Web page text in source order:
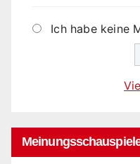
Ich habe keine